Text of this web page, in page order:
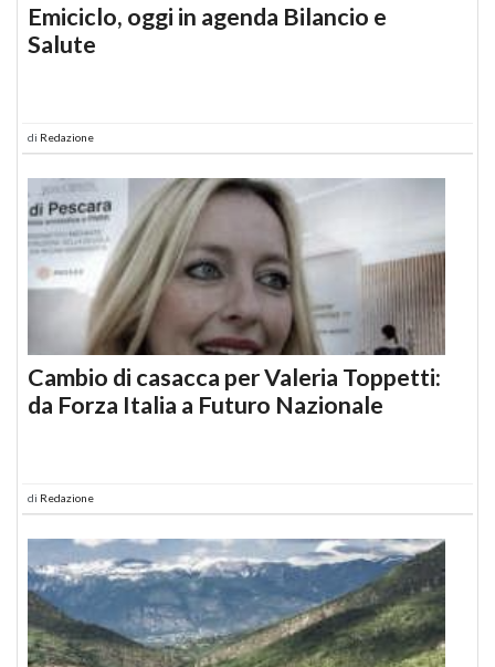
Emiciclo, oggi in agenda Bilancio e
Salute
di Redazione
Cambio di casacca per Valeria Toppetti:
da Forza Italia a Futuro Nazionale
di Redazione